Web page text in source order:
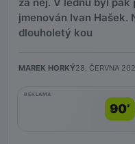
jmenován Ivan Hašek.
dlouholetý kou
MAREK HORKÝ28. ČERVNA
REKLAMA
90’